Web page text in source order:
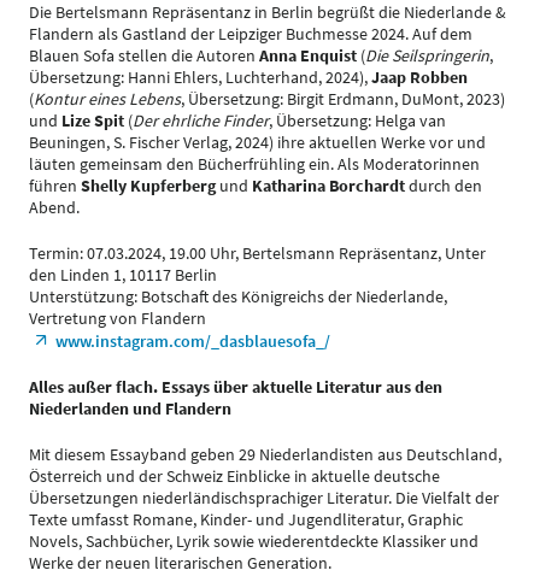
Die Bertelsmann Repräsentanz in Berlin begrüßt die Niederlande &
Flandern als Gastland der Leipziger Buchmesse 2024. Auf dem
Blauen Sofa stellen die Autoren Anna Enquist (Die Seilspringerin,
Übersetzung: Hanni Ehlers, Luchterhand, 2024),Jaap Robben
(Kontur eines Lebens, Übersetzung: Birgit Erdmann, DuMont, 2023)
und Lize Spit (Der ehrliche Finder, Übersetzung: Helga van
Beuningen, S. Fischer Verlag, 2024) ihre aktuellen Werke vor und
läuten gemeinsam den Bücherfrühling ein. Als Moderatorinnen
führen Shelly Kupferbergund Katharina Borchardtdurch den
Abend.
Termin: 07.03.2024, 19.00 Uhr, Bertelsmann Repräsentanz, Unter
den Linden 1, 10117 Berlin
Unterstützung: Botschaft des Königreichs der Niederlande,
Vertretung von Flandern
www.instagram.com/_dasblauesofa_/
Alles außer flach. Essays über aktuelle Literatur aus den
Niederlanden und Flandern
Mit diesem Essayband geben 29 Niederlandisten aus Deutschland,
Österreich und der Schweiz Einblicke in aktuelle deutsche
Übersetzungen niederländischsprachiger Literatur. Die Vielfalt der
Texte umfasst Romane, Kinder- und Jugendliteratur, Graphic
Novels, Sachbücher, Lyrik sowie wiederentdeckte Klassiker und
Werke der neuen literarischen Generation.